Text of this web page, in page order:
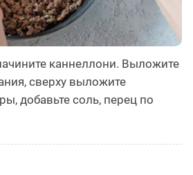
каннеллони. Выложите
сверху выложите
добавьте соль, перец по